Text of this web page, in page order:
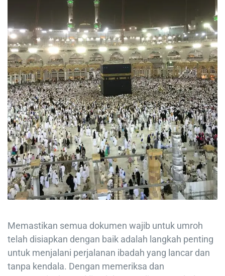
Memastikan semua dokumen wajib untuk umroh
telah disiapkan dengan baik adalah langkah penting
untuk menjalani perjalanan ibadah yang lancar dan
tanpa kendala. Dengan memeriksa dan